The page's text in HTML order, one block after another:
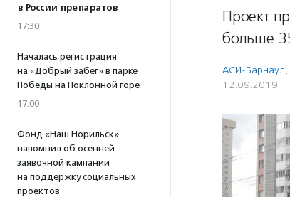
в России препаратов
17:30
Началась регистрация
на «Добрый забег» в парке
Победы на Поклонной горе
17:00
Фонд «Наш Норильск»
напомнил об осенней
заявочной кампании
на поддержку социальных
проектов
Проект
больше
АСИ-Барнаул,
12.09.2019